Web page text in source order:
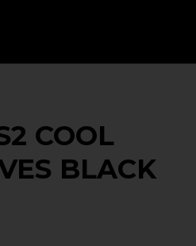
COOL
BLACK